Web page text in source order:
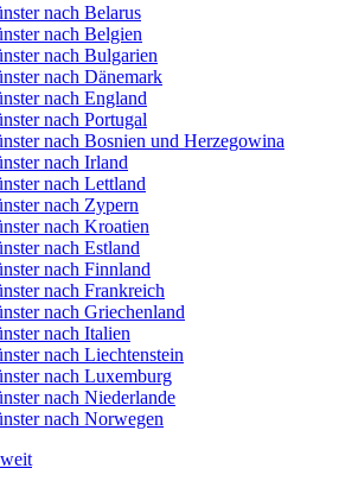
nach Belarus
nach Belgien
nach Bulgarien
nach Dänemark
nach England
nach Portugal
nach Bosnien und Herzegowina
nach Irland
nach Lettland
nach Zypern
nach Kroatien
nach Estland
nach Finnland
nach Frankreich
nach Griechenland
nach Italien
nach Liechtenstein
nach Luxemburg
nach Niederlande
nach Norwegen